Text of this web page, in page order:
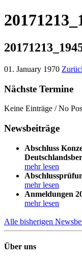
01. January 1970
Nächste Termine
Keine Einträge / No
Newsbeiträge
Abschluss
mehr lesen
mehr lesen
Anmeldungen
mehr lesen
Alle bisherigen
Über uns